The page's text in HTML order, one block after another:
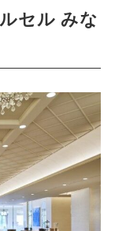
セル みな